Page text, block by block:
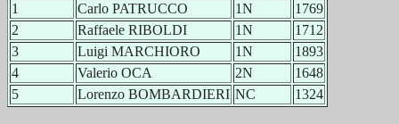
1
Carlo PATRUCCO 1N
1769
2
Raffaele RIBOLDI 1N
1712
3
Luigi MARCHIORO 1N
1893
4
Valerio OCA 2N
1648
5
Lorenzo BOMBARDIERI NC 1324